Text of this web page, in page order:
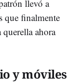
llevó a
que finalmente
querella ahora
y móviles